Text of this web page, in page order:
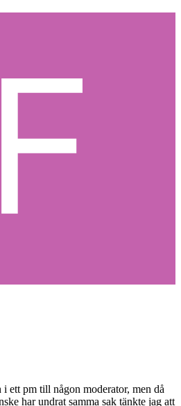
ett pm till någon moderator, men då
har undrat samma sak tänkte jag att